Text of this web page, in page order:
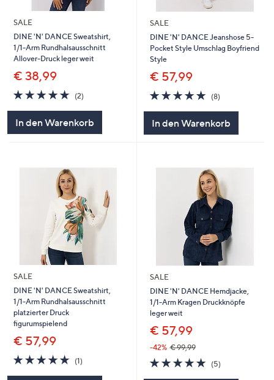
SALE
DINE 'N' DANCE Sweatshirt,
1/1-Arm Rundhalsausschnitt
Allover-Druck leger weit
€ 38,99
5.0
von
(2)2
In den Warenkorb
SALE
DINE 'N' DANCE Jeanshose 5-
Pocket Style Umschlag Boyfriend
Style
€ 57,99
5.0
von
(8)
In den Warenkorb
SALE
DINE 'N' DANCE Sweatshirt,
1/1-Arm Rundhalsausschnitt
platzierter Druck
figurumspielend
€ 57,99
5.0
von
(1)1
SALE
DINE 'N' DANCE Hemdjacke,
1/1-Arm Kragen Druckknöpfe
leger weit
€ 57,99
-42% € 99,99
5.0
von
(5)